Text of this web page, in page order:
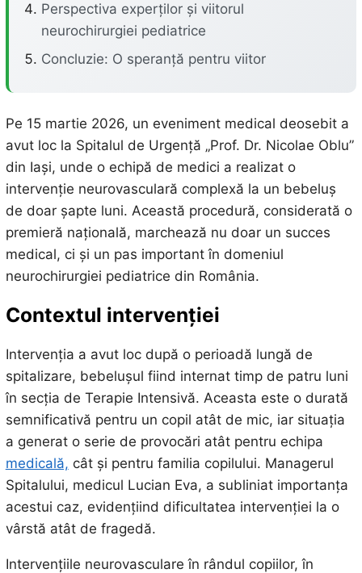
Perspectiva experților și viitorul
neurochirurgiei pediatrice
Concluzie: O speranță pentru viitor
Pe 15 martie 2026, un eveniment medical deosebit a
avut loc la Spitalul de Urgență „Prof. Dr. Nicolae Oblu”
din Iași, unde o echipă de medici a realizat o
intervenție neurovasculară complexă la un bebeluș
de doar șapte luni. Această procedură, considerată o
premieră națională, marchează nu doar un succes
medical, ci și un pas important în domeniul
neurochirurgiei pediatrice din România.
Contextul intervenției
Intervenția a avut loc după o perioadă lungă de
spitalizare, bebelușul fiind internat timp de patru luni
în secția de Terapie Intensivă. Aceasta este o durată
semnificativă pentru un copil atât de mic, iar situația
a generat o serie de provocări atât pentru echipa
medicală, cât și pentru familia copilului. Managerul
Spitalului, medicul Lucian Eva, a subliniat importanța
acestui caz, evidențiind dificultatea intervenției la o
vârstă atât de fragedă.
Intervențiile neurovasculare în rândul copiilor, în